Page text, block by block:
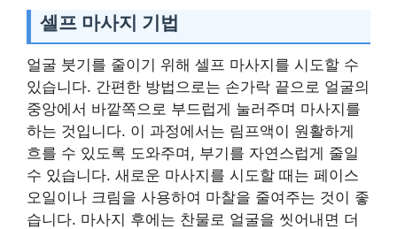
셀프 마사지 기법
얼굴 붓기를 줄이기 위해 셀프 마사지를 시도할 수
있습니다. 간편한 방법으로는 손가락 끝으로 얼굴의
중앙에서 바깥쪽으로 부드럽게 눌러주며 마사지를
하는 것입니다. 이 과정에서는 림프액이 원활하게
흐를 수 있도록 도와주며, 부기를 자연스럽게 줄일
수 있습니다. 새로운 마사지를 시도할 때는 페이스
오일이나 크림을 사용하여 마찰을 줄여주는 것이 좋
습니다. 마사지 후에는 찬물로 얼굴을 씻어내면 더